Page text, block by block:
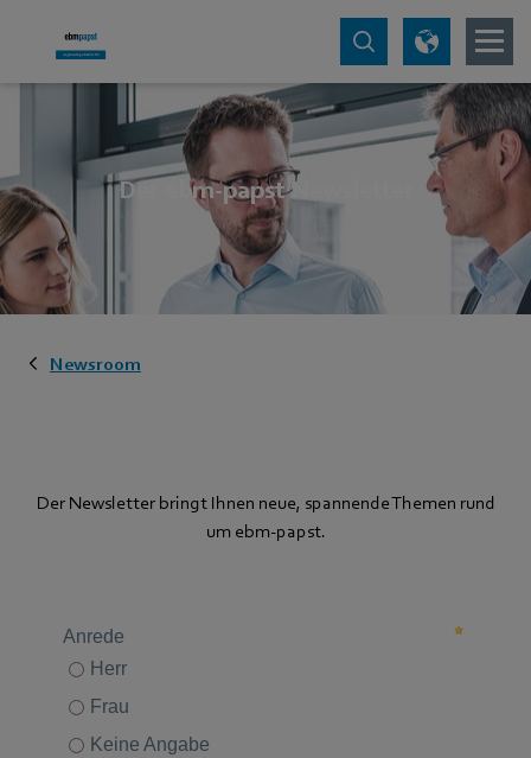
Der ebm-papst Newsletter
Newsroom
Der Newsletter bringt Ihnen neue, spannende Themen rund
um ebm‑papst.